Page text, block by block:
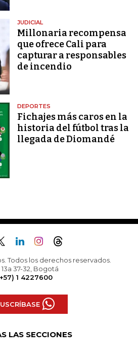
JUDICIAL
Millonaria recompensa
que ofrece Cali para
capturar a responsables
de incendio
DEPORTES
Fichajes más caros en la
historia del fútbol tras la
llegada de Diomandé
Todos los derechos reservados.
13a 37-32, Bogotá
1 4227600
LAS SECCIONES